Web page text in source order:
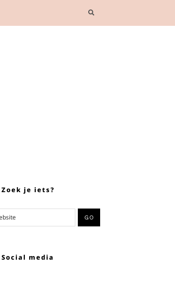
Zoek je iets?
Social media